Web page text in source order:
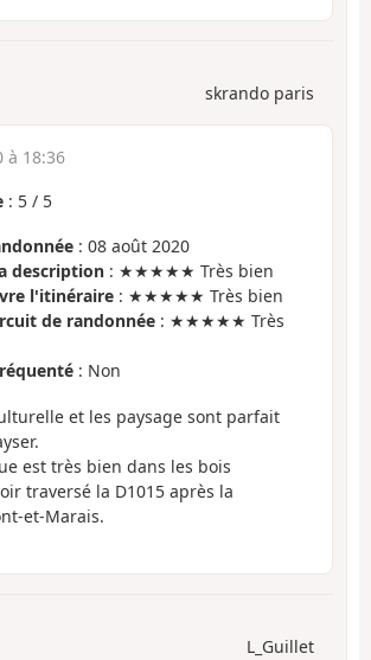
skrando paris
à 18:36
: 5 / 5
: 08 août 2020
description : ★★★★★ Très bien
l'itinéraire : ★★★★★ Très bien
de randonnée : ★★★★★ Très
: Non
et les paysage sont parfait
est très bien dans les bois
traversé la D1015 après la
et-Marais.
L_Guillet